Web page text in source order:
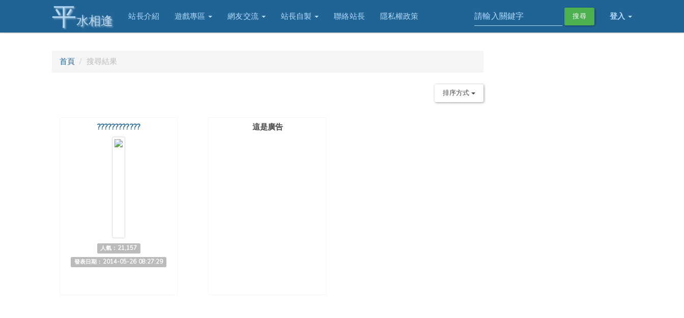
平水相逢 站長介紹 遊戲專區 網友交流 站長自製 聯絡站長 隱私權政策 登入
搜尋
首頁 搜尋結果
排序方式
????????????
人氣：21,157
發表日期：2014-05-26 08:27:29
這是廣告